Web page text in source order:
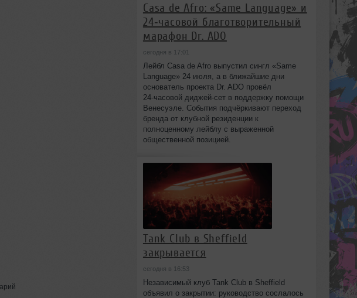
Casa de Afro: «Same Language» и
24‑часовой благотворительный
марафон Dr. ADO
сегодня в 17:01
Лейбл Casa de Afro выпустил сингл «Same
Language» 24 июля, а в ближайшие дни
основатель проекта Dr. ADO провёл
24‑часовой диджей‑сет в поддержку помощи
Венесуэле. События подчёркивают переход
бренда от клубной резиденции к
полноценному лейблу с выраженной
общественной позицией.
Tank Club в Sheffield
закрывается
сегодня в 16:53
Независимый клуб Tank Club в Sheffield
объявил о закрытии: руководство сослалось